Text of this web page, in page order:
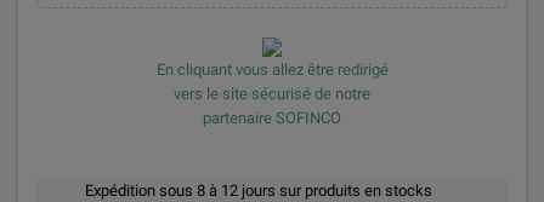
En cliquant vous allez être redirigé
vers le site sécurisé de notre
partenaire SOFINCO
Expédition sous 8 à 12 jours sur produits en stocks